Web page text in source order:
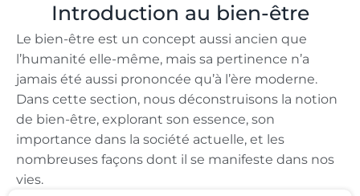
Introduction au bien-être
Le bien-être est un concept aussi ancien que
l’humanité elle-même, mais sa pertinence n’a
jamais été aussi prononcée qu’à l’ère moderne.
Dans cette section, nous déconstruisons la notion
de bien-être, explorant son essence, son
importance dans la société actuelle, et les
nombreuses façons dont il se manifeste dans nos
vies.